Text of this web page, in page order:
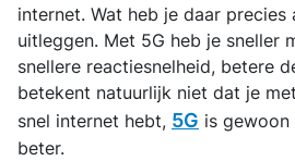
internet. Wat heb je daar precies
uitleggen. Met 5G heb je sneller
snellere reactiesnelheid, betere
betekent natuurlijk niet dat je
snel internet hebt, 5G is
beter.